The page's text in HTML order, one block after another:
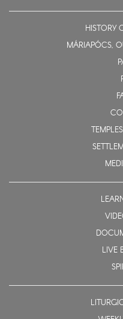
HISTORY
MÁRIAPÓCS,
LIVE